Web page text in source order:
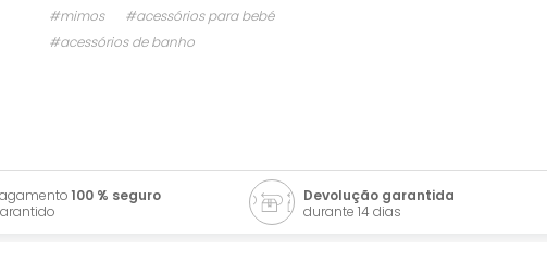
#mimos
#acessórios para bebé
#acessórios de banho
100 % seguro
Devolução garantida
durante 14 dias